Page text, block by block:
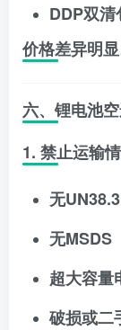
DDP双清
价格差异明显
六、锂电池
1. 禁止运输
无UN38.3
无MSDS
超大容量
破损或二